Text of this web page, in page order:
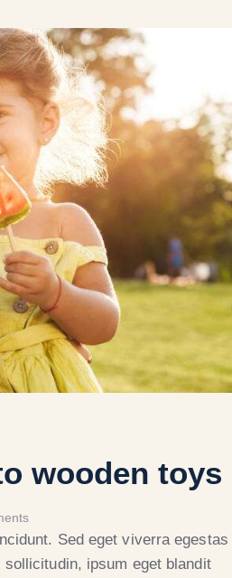
wooden toys
Sed eget viverra egestas
ipsum eget blandit